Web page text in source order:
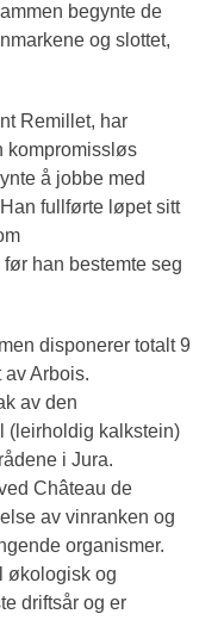
begynte de
og slottet,
Remillet, har
kompromissløs
å jobbe med
fullførte løpet sitt
han bestemte seg
disponerer totalt 9
av Arbois.
av den
(leirholdig kalkstein)
i Jura.
Château de
av vinranken og
organismer.
økologisk og
driftsår og er